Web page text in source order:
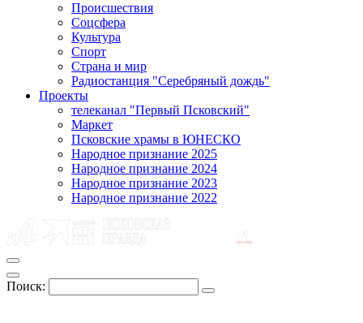
Происшествия
Соцсфера
Культура
Спорт
Страна и мир
Радиостанция "Серебряный дождь"
Проекты
телеканал "Первый Псковский"
Маркет
Псковские храмы в ЮНЕСКО
Народное признание 2025
Народное признание 2024
Народное признание 2023
Народное признание 2022
Поиск: